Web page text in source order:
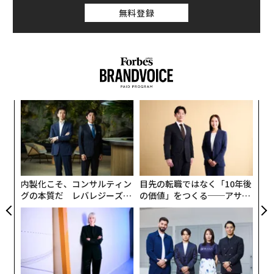
無料登録
内製化こそ、コンサルティン
グの本質だ レバレジーズが
実践する、次世代ファームの
目先の転職ではなく「10年後
の価値」をつくる──アサイ
ンの長期伴走型支援とは